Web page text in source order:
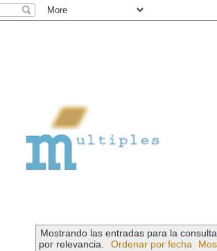
Mostrando las entradas para la
por relevancia.
Ordenar por fecha